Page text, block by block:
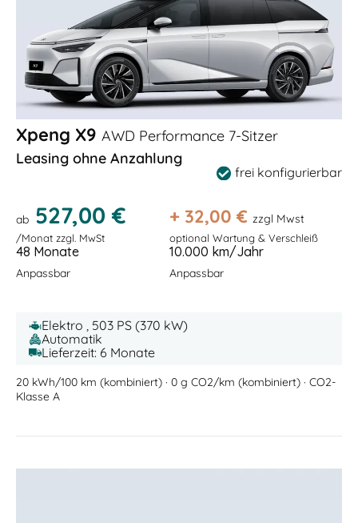
Xpeng X9 AWD Performance 7-Sitzer
Leasing ohne Anzahlung
frei konfigurierbar
ab 527,00 €
/Monat zzgl. MwSt
+ 32,00 € zzgl Mwst
optional Wartung & Verschleiß
48 Monate
Anpassbar
10.000 km/Jahr
Anpassbar
Elektro , 503 PS (370 kW)
Automatik
Lieferzeit: 6 Monate
20 kWh/100 km (kombiniert) · 0 g CO2/km (kombiniert) · CO2-
Klasse A